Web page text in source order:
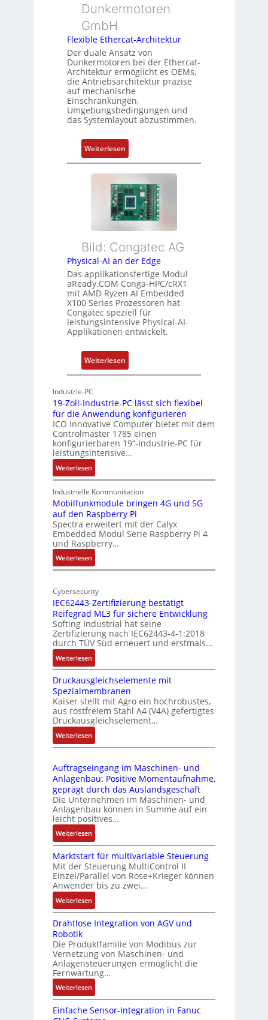
e
w
a
c
h
u
n
g
s
s
u
n
g
u
n
Z
u
s
t
a
n
d
ü
b
e
r
w
a
c
h
u
n
g
e
t
y
p
s
o
r
g
t
f
ü
r
m
e
h
r
i
s
t
u
n
g
Dunkermotoren
GmbH
Flexible Ethercat-Architektur
Der duale Ansatz von
Dunkermotoren bei der Ethercat-
Architektur ermöglicht es OEMs,
die Antriebsarchitektur präzise
auf mechanische
Einschränkungen,
Umgebungsbedingungen und
das Systemlayout abzustimmen.
Weiterlesen:
F
l
e
x
i
b
e
E
t
h
e
r
c
a
t
-
A
c
h
i
t
e
r
Bild: Congatec AG
Physical-AI an der Edge
Das applikationsfertige Modul
aReady.COM Conga-HPC/cRX1
mit AMD Ryzen AI Embedded
X100 Series Prozessoren hat
Congatec speziell für
leistungsintensive Physical-AI-
Applikationen entwickelt.
Weiterlesen:
P
s
i
c
a
I
a
n
d
E
g
e
Industrie-PC
19-Zoll-Industrie-PC lässt sich flexibel
für die Anwendung konfigurieren
ICO Innovative Computer bietet mit dem
Controlmaster 1785 einen
konfigurierbaren 19“-Industrie-PC für
leistungsintensive…
Weiterlesen:
1
9
-
Z
o
l
l
-
I
d
u
t
r
i
e
-
P
C
l
ä
s
s
s
c
h
f
l
e
x
i
b
e
l
f
ü
r
i
e
A
n
w
e
n
Industrielle Kommunikation
Mobilfunkmodule bringen 4G und 5G
auf den Raspberry Pi
Spectra erweitert mit der Calyx
Embedded Modul Serie Raspberry Pi 4
und Raspberry…
Weiterlesen:
M
b
i
f
u
n
k
m
o
d
u
l
e
b
r
i
n
e
n
4
G
u
n
d
5
G
a
u
f
e
n
R
a
s
p
b
Cybersecurity
IEC62443-Zertifizierung bestätigt
Reifegrad ML3 für sichere Entwicklung
Softing Industrial hat seine
Zertifizierung nach IEC62443-4-1:2018
durch TÜV Süd erneuert und erstmals…
Weiterlesen:
I
E
C
6
2
4
4
3
Z
e
r
t
i
i
e
r
n
g
e
s
t
ä
t
i
g
Druckausgleichselemente mit
Spezialmembranen
Kaiser stellt mit Agro ein hochrobustes,
aus rostfreiem Stahl A4 (V4A) gefertigtes
Druckausgleichselement…
Weiterlesen:
D
u
c
k
a
u
s
g
l
e
i
c
h
s
e
m
e
n
t
e
m
Auftragseingang im Maschinen- und
Anlagenbau: Positive Momentaufnahme,
geprägt durch das Auslandsgeschäft
Die Unternehmen im Maschinen- und
Anlagenbau können in Summe auf ein
leicht positives…
Weiterlesen:
A
u
f
t
r
a
g
s
i
n
g
a
n
i
Marktstart für multivariable Steuerung
Mit der Steuerung MultiControl II
Einzel/Parallel von Rose+Krieger können
Anwender bis zu zwei…
Weiterlesen:
M
a
k
t
s
t
a
r
t
Drahtlose Integration von AGV und
Robotik
Die Produktfamilie von Modibus zur
Vernetzung von Maschinen- und
Anlagensteuerungen ermöglicht die
Fernwartung…
Weiterlesen:
D
r
Einfache Sensor-Integration in Fanuc